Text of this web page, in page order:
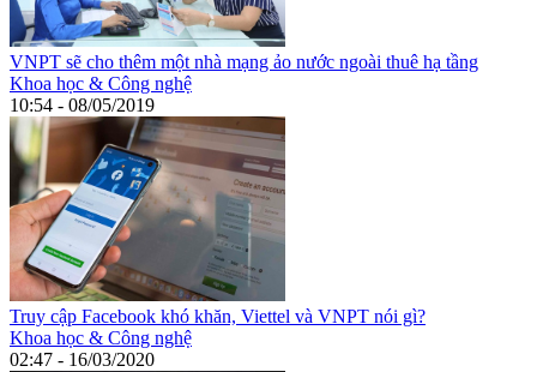
VNPT sẽ cho thêm một nhà mạng ảo nước ngoài thuê hạ tầng
Khoa học & Công nghệ
10:54 - 08/05/2019
Truy cập Facebook khó khăn, Viettel và VNPT nói gì?
Khoa học & Công nghệ
02:47 - 16/03/2020